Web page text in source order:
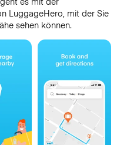
LuggageHero, mit der Sie
sehen können.